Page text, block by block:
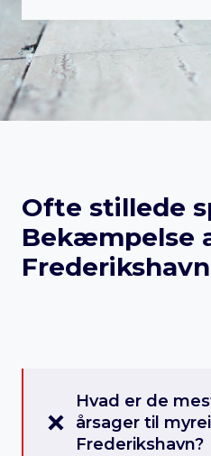
Ofte stillede
Bekæmpelse
Frederikshavn
Hvad er de
årsager til
Frederikshavn?